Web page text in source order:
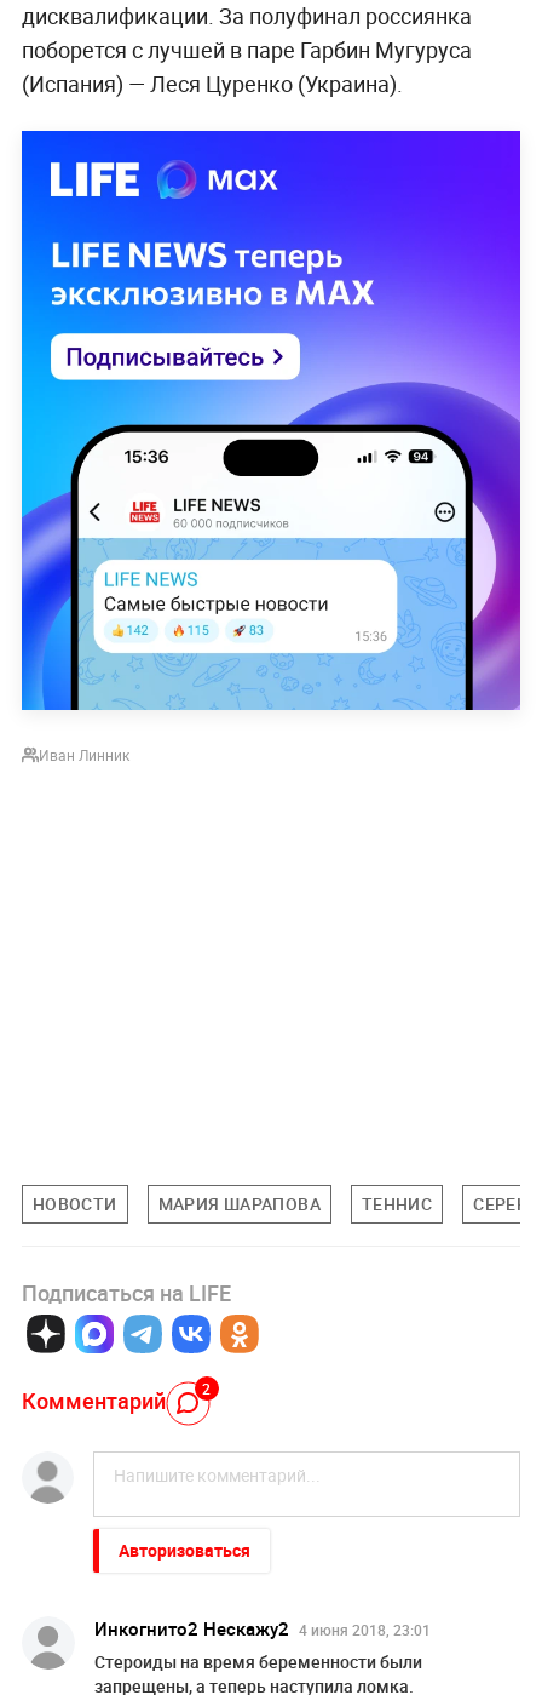
дисквалификации. За полуфинал россиянка
поборется с лучшей в паре Гарбин Мугуруса
(Испания) — Леся Цуренко (Украина).
Иван Линник
НОВОСТИ МАРИЯ ШАРАПОВА ТЕННИС
Подписаться на LIFE
Комментарий 2
Авторизоваться
Инкогнито2 Нескажу2 4 июня 2018, 23:01
Стероиды на время беременности были
запрещены, а теперь наступила ломка.